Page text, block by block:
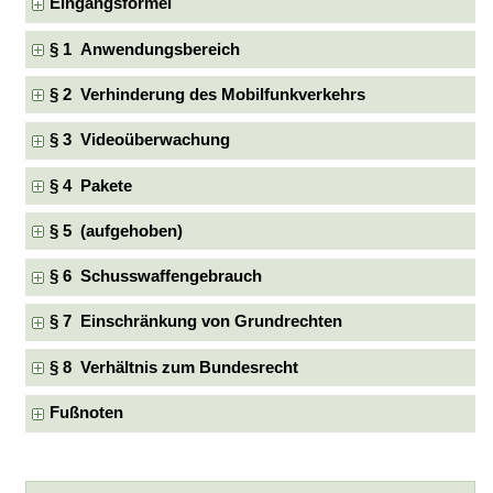
Eingangsformel
§ 1 Anwendungsbereich
§ 2 Verhinderung des Mobilfunkverkehrs
§ 3 Videoüberwachung
§ 4 Pakete
§ 5 (aufgehoben)
§ 6 Schusswaffengebrauch
§ 7 Einschränkung von Grundrechten
§ 8 Verhältnis zum Bundesrecht
Fußnoten